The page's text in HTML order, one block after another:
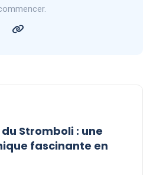
Stromboli : une
fascinante en